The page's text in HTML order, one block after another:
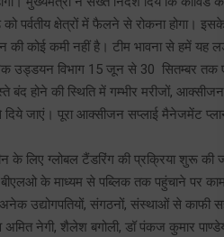
पर्वतीय क्षेत्रों में फैलने से रोकना होगा।
की कोई कमी नहीं है। टीम भावना से हमें यह
विभाग 15 जून से 30 सितम्बर तक
बंद होने की स्थिति में गम्भीर मरीजों,
दिये जाएं। पूरा आक्सीजन सप्लाई मैनेजमेंट
के लिए ग्लोबल टैंडरिंग की प्रक्रिया शुरू की
के माध्यम से पब्लिक तक पहुंचाने पर
उद्योगपतियों, संगठनों, संस्थाओं से काफी
नेगी, शैलेश बगोली, डॉ पंकज कुमार